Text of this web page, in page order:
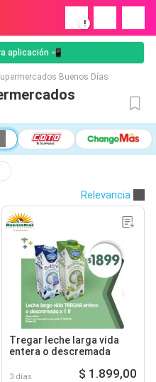
!
aplicación 📲
Buenos Días
Relevancia
Tregar leche larga vida
entera o descremada
3 días $ 1.899,00